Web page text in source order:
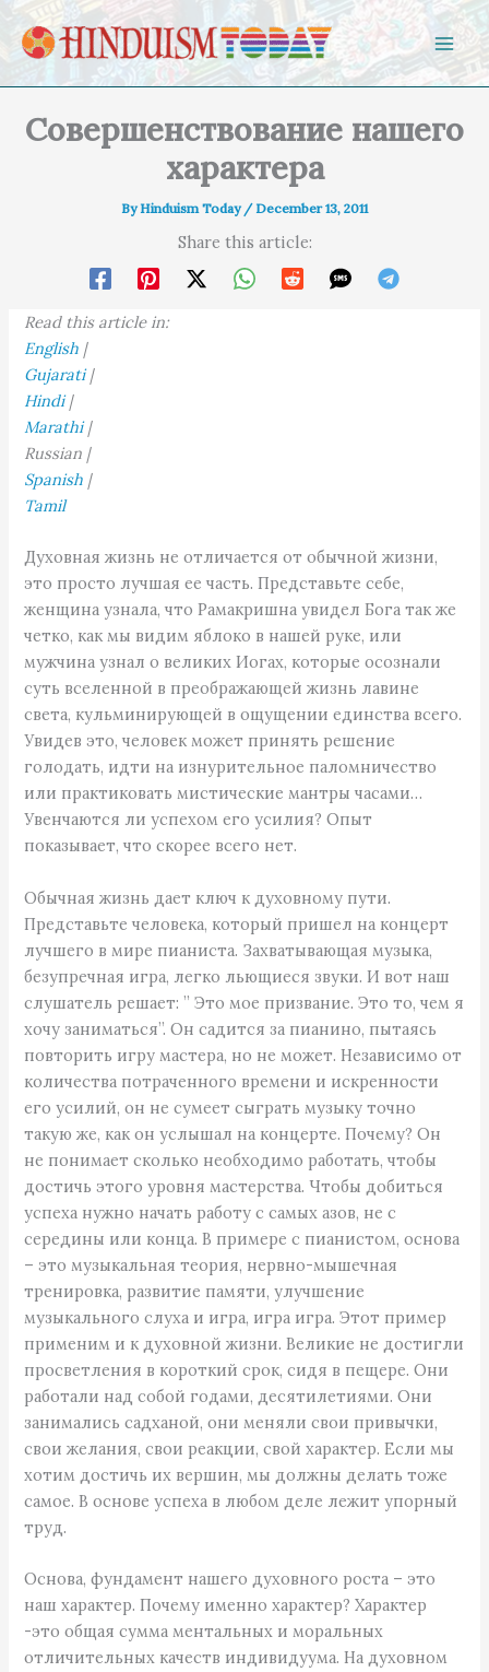
Skip to content
Совершенствование нашего
характера
By Hinduism Today / December 13, 2011
Share this article:
Read this article in:
English |
Gujarati|
Hindi|
Marathi|
Russian |
Spanish |
Tamil
Духовная жизнь не отличается от обычной жизни,
это просто лучшая ее часть. Представьте себе,
женщина узнала, что Рамакришна увидел Бога так же
четко, как мы видим яблоко в нашей руке, или
мужчина узнал о великих Иогах, которые осознали
суть вселенной в преображающей жизнь лавине
света, кульминирующей в ощущении единства всего.
Увидев это, человек может принять решение
голодать, идти на изнурительное паломничество
или практиковать мистические мантры часами…
Увенчаются ли успехом его усилия? Опыт
показывает, что скорее всего нет.
Обычная жизнь дает ключ к духовному пути.
Представьте человека, который пришел на концерт
лучшего в мире пианиста. Захватывающая музыка,
безупречная игра, легко льющиеся звуки. И вот наш
слушатель решает: ” Это мое призвание. Это то, чем я
хочу заниматься”. Он садится за пианино, пытаясь
повторить игру мастера, но не может. Независимо от
количества потраченного времени и искренности
его усилий, он не сумеет сыграть музыку точно
такую же, как он услышал на концерте. Почему? Он
не понимает сколько необходимо работать, чтобы
достичь этого уровня мастерства. Чтобы добиться
успеха нужно начать работу с самых азов, не с
середины или конца. В примере с пианистом, основа
– это музыкальная теория, нервно-мышечная
тренировка, развитие памяти, улучшение
музыкального слуха и игра, игра игра. Этот пример
применим и к духовной жизни. Великие не достигли
просветления в короткий срок, сидя в пещере. Они
работали над собой годами, десятилетиями. Они
занимались садханой, они меняли свои привычки,
свои желания, свои реакции, свой характер. Если мы
хотим достичь их вершин, мы должны делать тоже
самое. В основе успеха в любом деле лежит упорный
труд.
Основа, фундамент нашего духовного роста – это
наш характер. Почему именно характер? Характер
-это общая сумма ментальных и моральных
отличительных качеств индивидуума. На духовном